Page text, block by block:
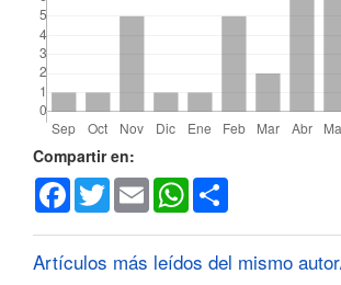
Detalles
del
artículo
Compartir en:
Facebook
Twitter Email WhatsApp
Artículos más leídos del mismo